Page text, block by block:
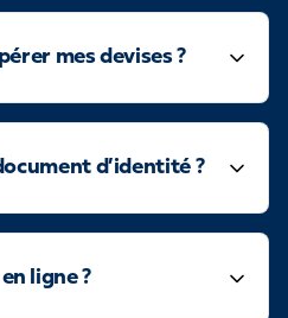
mes devises ?
d’identité ?
ligne ?